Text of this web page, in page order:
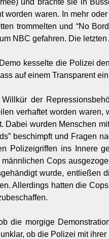
und brachte sie in
worden waren. In mehr
trommelten und “No
NBC gefahren. Die
kesselte die Polizei
auf einem Transparent
der
verhaftet worden
Dabei wurden Menschen
beschimpft und Fragen
Polizeigriffen ins Innere
Cops
wurde, entließen
Allerdings hatten die
die morgige
ob die Polizei mit